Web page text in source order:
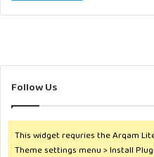
Follow Us
This widget requries the Arqam
Theme settings menu > Install